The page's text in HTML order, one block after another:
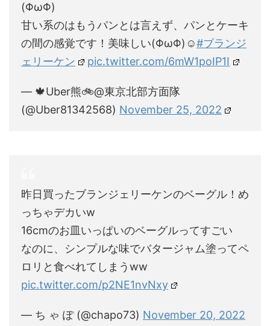
(ΦωΦ)
甘い系のはもうパンとは言えず、パンとケーキ
の間の感覚です！美味しい(ΦωΦ)☺️#ブランジ
ェリーケン
pic.twitter.com/6mW1poIP1I
— 🍁Uber熊🚲@東京北部方面隊
(@Uber81342568) November 25, 2022
昨日買ったブランジェリーケンのベーグル！め
っちゃデカいw
16cmのお皿いっぱいのベーグルってすごい
なのに、シンプルな味でバタージャム塗ってペ
ロリと食べれてしまうww
pic.twitter.com/p2NE1nvNxy
— ち ゃ ぽ (@chapo73) November 20, 2022